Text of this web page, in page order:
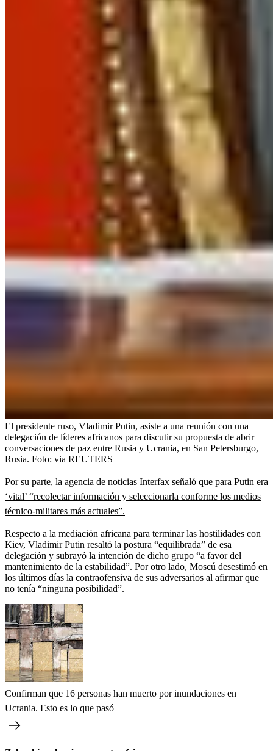
El presidente ruso, Vladimir Putin, asiste a una reunión con una
delegación de líderes africanos para discutir su propuesta de abrir
conversaciones de paz entre Rusia y Ucrania, en San Petersburgo,
Rusia. Foto: via REUTERS
Por su parte, la agencia de noticias Interfax señaló que para Putin era
‘vital’ “recolectar información y seleccionarla conforme los medios
técnico-militares más actuales”.
Respecto a la mediación africana para terminar las hostilidades con
Kiev, Vladimir Putin resaltó la postura “equilibrada” de esa
delegación y subrayó la intención de dicho grupo “a favor del
mantenimiento de la estabilidad”. Por otro lado, Moscú desestimó en
los últimos días la contraofensiva de sus adversarios al afirmar que
no tenía “ninguna posibilidad”.
Confirman que 16 personas han muerto por inundaciones en
Ucrania. Esto es lo que pasó